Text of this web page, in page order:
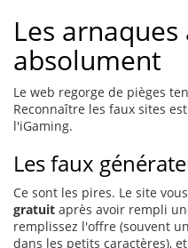
Les
absolument
Le web regorge de pièges
Reconnaître les faux sites
l'iGaming.
Les faux
Ce sont les pires. Le site
gratuit après avoir rempli
remplissez l'offre (souvent
dans les petits caractères),